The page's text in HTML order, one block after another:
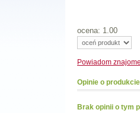
ocena: 1.00
Powiadom
Opinie o produkcie
Brak opinii o tym